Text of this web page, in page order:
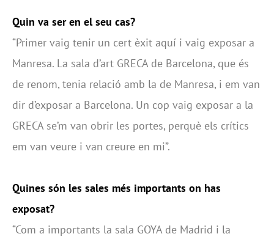
Quin va ser en el seu cas?
“Primer vaig tenir un cert èxit aquí i vaig exposar a
Manresa. La sala d’art GRECA de Barcelona, que és
de renom, tenia relació amb la de Manresa, i em van
dir d’exposar a Barcelona. Un cop vaig exposar a la
GRECA se’m van obrir les portes, perquè els crítics
em van veure i van creure en mi”.
Quines són les sales més importants on has
exposat?
“Com a importants la sala GOYA de Madrid i la